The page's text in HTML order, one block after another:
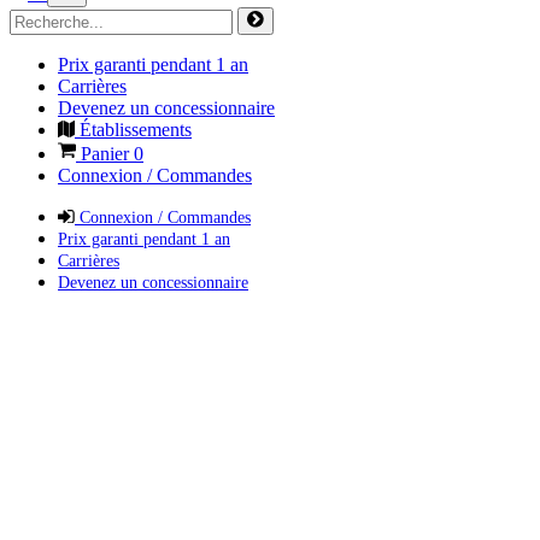
Prix garanti pendant 1 an
Carrières
Devenez un concessionnaire
Établissements
Panier0
Connexion / Commandes
Connexion / Commandes
Prix garanti pendant 1 an
Carrières
Devenez un concessionnaire